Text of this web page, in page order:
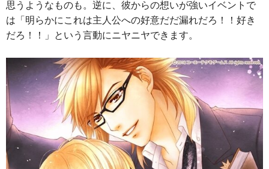
思うようなものも。逆に、彼からの想いが強いイベントで
は「明らかにこれは主人公への好意だだ漏れだろ！！好き
だろ！！」という言動にニヤニヤできます。